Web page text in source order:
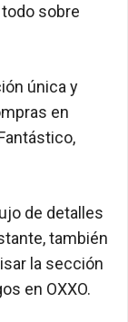
sobre
única y
en
de detalles
también
la sección
en OXXO.